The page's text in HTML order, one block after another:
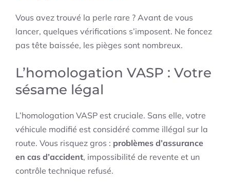
Vous avez trouvé la perle rare ? Avant de vous
lancer, quelques vérifications s’imposent. Ne foncez
pas tête baissée, les pièges sont nombreux.
L’homologation VASP : Votre
sésame légal
L’homologation VASP est cruciale. Sans elle, votre
véhicule modifié est considéré comme illégal sur la
route. Vous risquez gros : problèmes d’assurance
en cas d’accident, impossibilité de revente et un
contrôle technique refusé.